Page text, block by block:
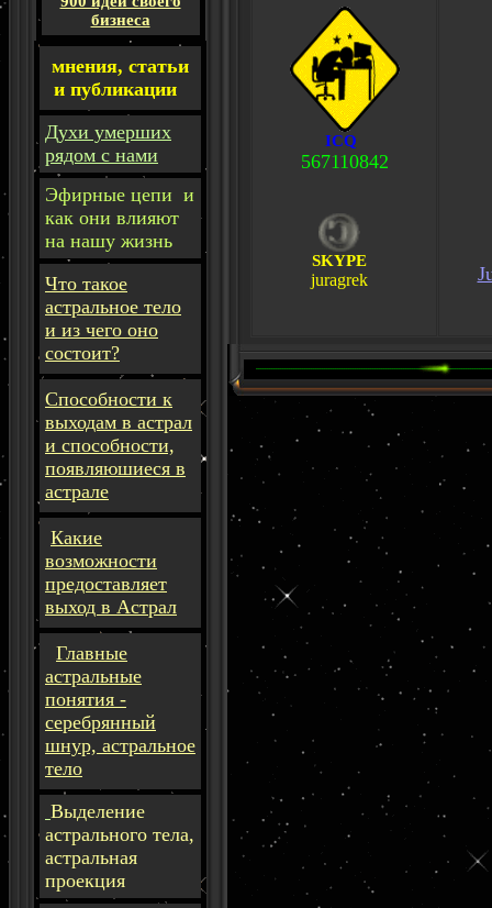
бизнеса
мнения, статьи
и публикации
Духи умерших
рядом с нами
Эфирные цепи и
как они влияют
на нашу жизнь
Что такое
астральное тело
и из чего оно
состоит?
Способности к
выходам в астрал
и способности,
появляюшиеся в
астрале
Какие
возможности
предоставляет
выход в Астрал
Главные
астральные
понятия -
серебрянный
шнур, астральное
тело
Выделение
астрального тела,
астральная
проекция
ICQ
567110842
SKYPE
juragrek